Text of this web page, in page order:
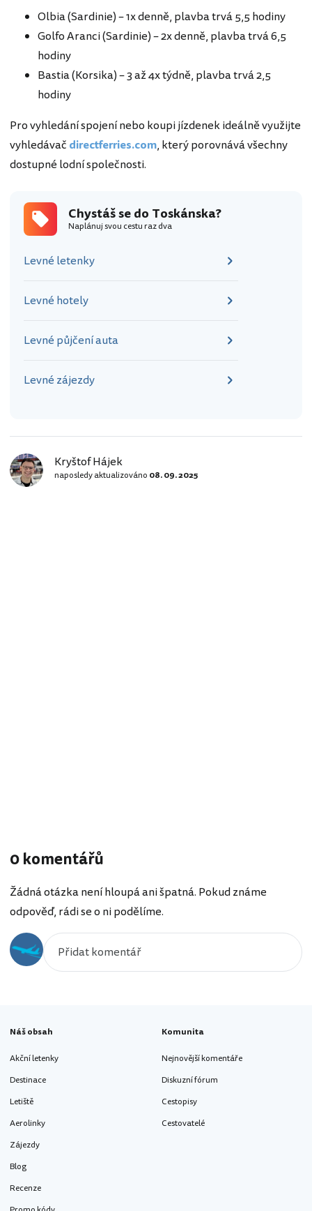
Olbia (Sardinie) – 1x denně, plavba trvá 5,5 hodiny
Golfo Aranci (Sardinie) – 2x denně, plavba trvá 6,5
hodiny
Bastia (Korsika) – 3 až 4x týdně, plavba trvá 2,5
hodiny
Pro vyhledání spojení nebo koupi jízdenek ideálně využijte
vyhledávač directferries.com, který porovnává všechny
dostupné lodní společnosti.
Chystáš se do Toskánska?
Naplánuj svou cestu raz dva
Levné letenky
Levné hotely
Levné půjčení auta
Levné zájezdy
Kryštof Hájek
naposledy aktualizováno 08. 09. 2025
0 komentářů
Žádná otázka není hloupá ani špatná. Pokud známe
odpověď, rádi se o ni podělíme.
Náš obsah
Akční letenky
Destinace
Letiště
Aerolinky
Zájezdy
Blog
Recenze
Komunita
Nejnovější komentáře
Diskuzní fórum
Cestopisy
Cestovatelé